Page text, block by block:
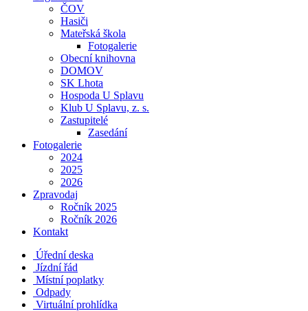
ČOV
Hasiči
Mateřská škola
Fotogalerie
Obecní knihovna
DOMOV
SK Lhota
Hospoda U Splavu
Klub U Splavu, z. s.
Zastupitelé
Zasedání
Fotogalerie
2024
2025
2026
Zpravodaj
Ročník 2025
Ročník 2026
Kontakt
Úřední deska
Jízdní řád
Místní poplatky
Odpady
Virtuální prohlídka